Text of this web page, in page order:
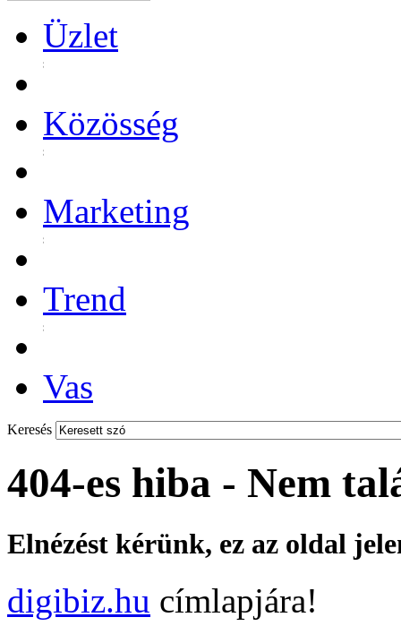
Üzlet
Közösség
Marketing
Trend
Vas
Keresés
404-es hiba - Nem
Elnézést kérünk, ez az oldal
digibiz.hu címlapjára!